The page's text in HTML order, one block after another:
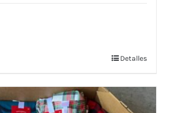
Detalles